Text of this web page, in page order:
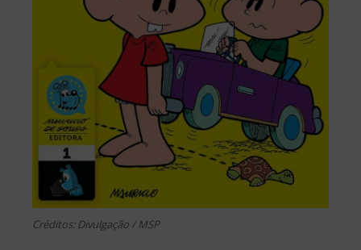
Créditos: Divulgação / MSP